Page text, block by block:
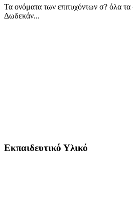
Τα ονόματα των επιτυχόντων σ? όλα τα
Δωδεκάν...
Εκπαιδευτικό Υλικό